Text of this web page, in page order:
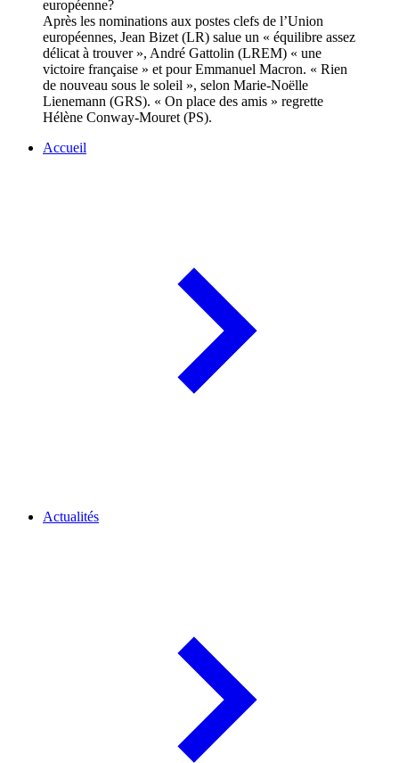
Après les nominations aux postes clefs de l’Union
européennes, Jean Bizet (LR) salue un « équilibre assez
délicat à trouver », André Gattolin (LREM) « une
victoire française » et pour Emmanuel Macron. « Rien
de nouveau sous le soleil », selon Marie-Noëlle
Lienemann (GRS). « On place des amis » regrette
Hélène Conway-Mouret (PS).
Accueil
Actualités